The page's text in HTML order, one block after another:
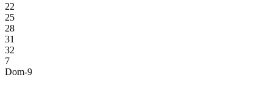
22
25
28
31
32
7
Dom-9